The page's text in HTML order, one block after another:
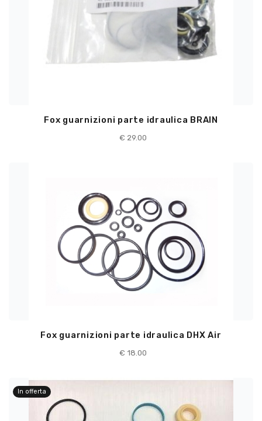
Fox guarnizioni parte idraulica BRAIN
€ 29.00
Fox guarnizioni parte idraulica DHX Air
€ 18.00
In offerta